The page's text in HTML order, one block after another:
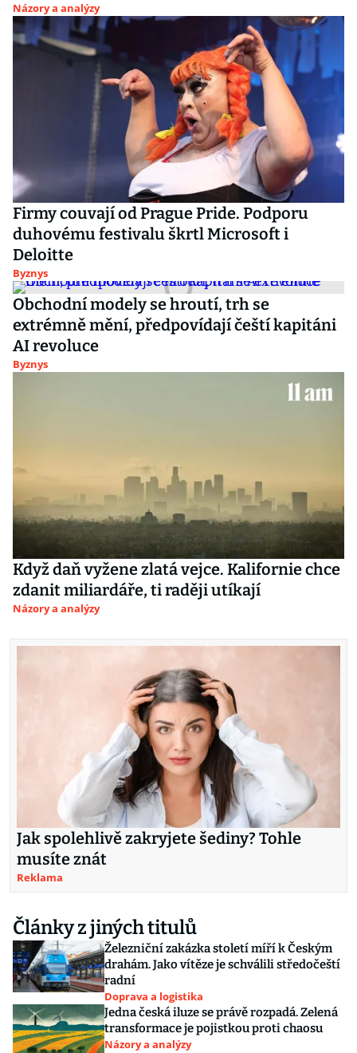
Názory a analýzy
Firmy couvají od Prague Pride. Podporu
duhovému festivalu škrtl Microsoft i
Deloitte
Byznys
Obchodní modely se hroutí, trh se
extrémně mění, předpovídají čeští kapitáni
AI revoluce
Byznys
Když daň vyžene zlatá vejce. Kalifornie chce
zdanit miliardáře, ti raději utíkají
Názory a analýzy
Jak spolehlivě zakryjete šediny? Tohle
musíte znát
Reklama
Články z jiných titulů
Železniční zakázka století míří k Českým
drahám. Jako vítěze je schválili středočeští
radní
Doprava a logistika
Jedna česká iluze se právě rozpadá. Zelená
transformace je pojistkou proti chaosu
Názory a analýzy